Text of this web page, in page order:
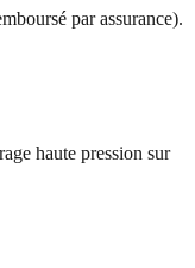
par assurance).
haute pression sur